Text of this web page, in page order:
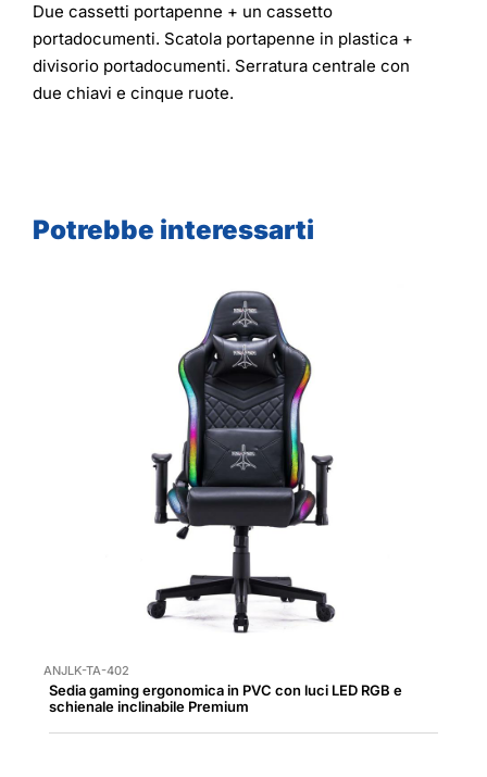
Due cassetti portapenne + un cassetto
portadocumenti. Scatola portapenne in plastica +
divisorio portadocumenti. Serratura centrale con
due chiavi e cinque ruote.
Potrebbe interessarti
ANJLK-TA-402
Sedia gaming ergonomica in PVC con luci LED RGB e
schienale inclinabile Premium